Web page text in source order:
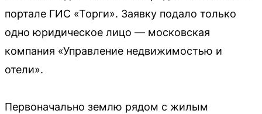
портале ГИС «Торги». Заявку подало только
одно юридическое лицо — московская
компания «Управление недвижимостью и
отели».
Первоначально землю рядом с жилым